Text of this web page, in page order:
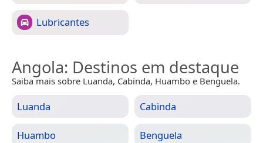
Lubricantes
Angola: Destinos em destaque
Saiba mais sobre Luanda, Cabinda, Huambo e Benguela.
Luanda Cabinda
Huambo Benguela